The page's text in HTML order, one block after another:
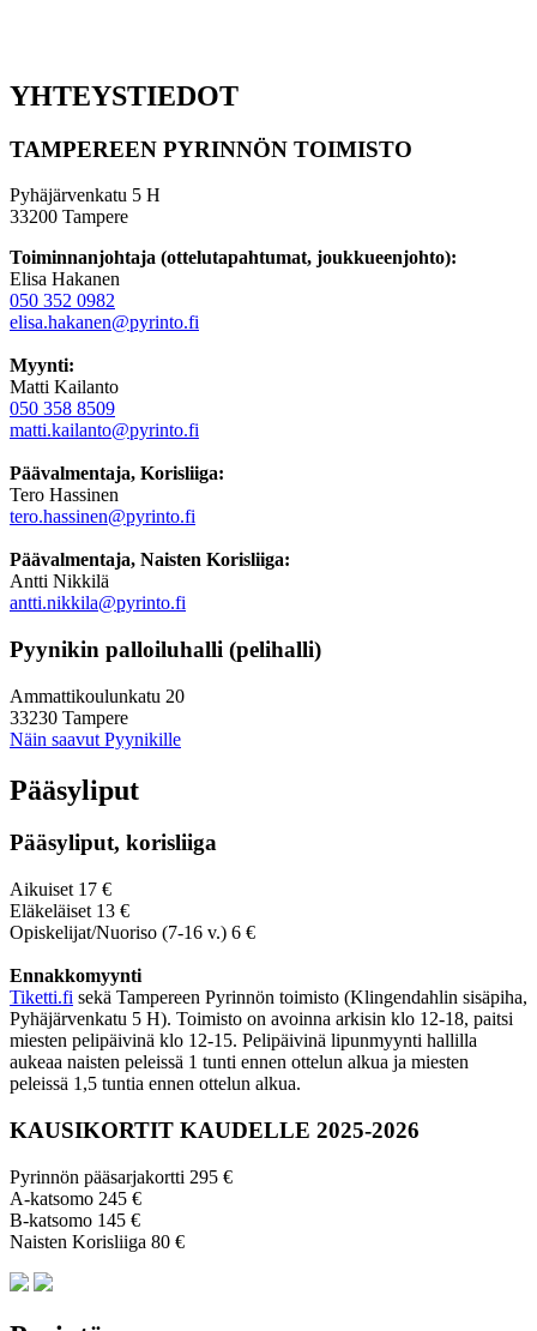
YHTEYSTIEDOT
TAMPEREEN PYRINNÖN TOIMISTO
Pyhäjärvenkatu 5 H
33200 Tampere
Toiminnanjohtaja (ottelutapahtumat, joukkueenjohto):
Elisa Hakanen
050 352 0982
elisa.hakanen@pyrinto.fi
Myynti:
Matti Kailanto
050 358 8509
matti.kailanto@pyrinto.fi
Päävalmentaja, Korisliiga:
Tero Hassinen
tero.hassinen@pyrinto.fi
Päävalmentaja, Naisten Korisliiga:
Antti Nikkilä
antti.nikkila@pyrinto.fi
Pyynikin palloiluhalli (pelihalli)
Ammattikoulunkatu 20
33230 Tampere
Näin saavut Pyynikille
Pääsyliput
Pääsyliput, korisliiga
Aikuiset 17 €
Eläkeläiset 13 €
Opiskelijat/Nuoriso (7-16 v.) 6 €
Ennakkomyynti
Tiketti.fi sekä Tampereen Pyrinnön toimisto (Klingendahlin sisäpiha,
Pyhäjärvenkatu 5 H). Toimisto on avoinna arkisin klo 12-18, paitsi
miesten pelipäivinä klo 12-15. Pelipäivinä lipunmyynti hallilla
aukeaa naisten peleissä 1 tunti ennen ottelun alkua ja miesten
peleissä 1,5 tuntia ennen ottelun alkua.
KAUSIKORTIT KAUDELLE 2025-2026
Pyrinnön pääsarjakortti 295 €
A-katsomo 245 €
B-katsomo 145 €
Naisten Korisliiga 80 €